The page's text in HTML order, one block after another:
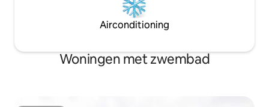
Airconditioning
Woningen met zwembad